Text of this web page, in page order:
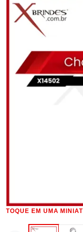
TOQUE EM UMA